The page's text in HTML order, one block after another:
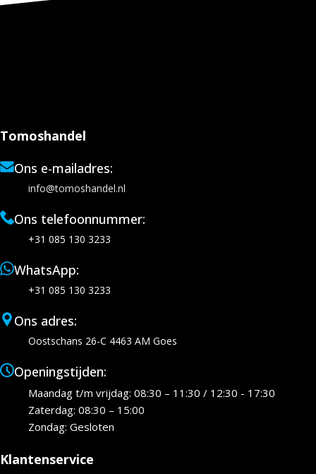
Tomoshandel
Ons e-mailadres:
info@tomoshandel.nl
Ons telefoonnummer:
+31 085 130 3233
WhatsApp:
+31 085 130 3233
Ons adres:
Oostschans 26-C 4463 AM Goes
Openingstijden:
Maandag t/m vrijdag: 08:30 – 11:30 / 12:30 - 17:30
Zaterdag: 08:30 – 15:00
Zondag: Gesloten
Klantenservice